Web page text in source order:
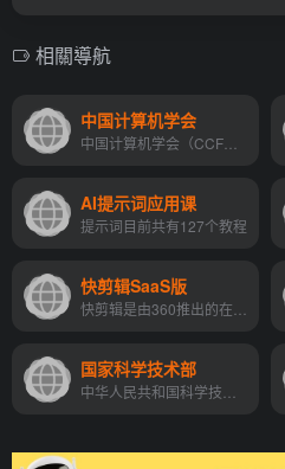
相關導航
中国计算机学会
AI提示词应用课
提示词目前共有127个教程
快剪辑SaaS版
国家科学技术部